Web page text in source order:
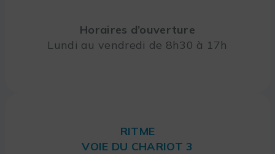
Horaires d’ouverture
Lundi au vendredi de 8h30 à 17h
RITME
VOIE DU CHARIOT 3